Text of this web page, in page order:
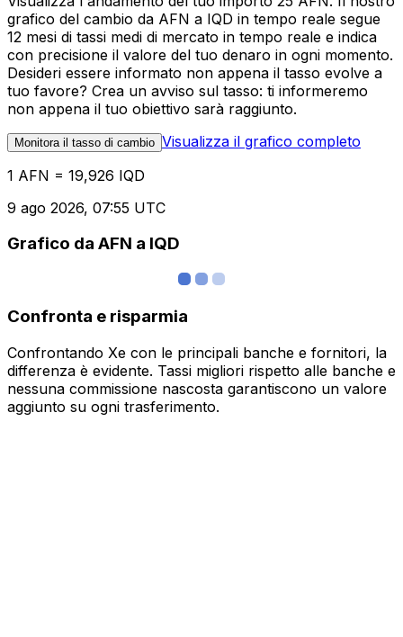
grafico del cambio da AFN a IQD in tempo reale segue
12 mesi di tassi medi di mercato in tempo reale e indica
con precisione il valore del tuo denaro in ogni momento.
Desideri essere informato non appena il tasso evolve a
tuo favore? Crea un avviso sul tasso: ti informeremo
non appena il tuo obiettivo sarà raggiunto.
Monitora il tasso di cambio Visualizza il grafico completo
1 AFN = 19,926 IQD
9 ago 2026, 07:55 UTC
Grafico da AFN a IQD
Confronta e risparmia
Confrontando Xe con le principali banche e fornitori, la
differenza è evidente. Tassi migliori rispetto alle banche e
nessuna commissione nascosta garantiscono un valore
aggiunto su ogni trasferimento.